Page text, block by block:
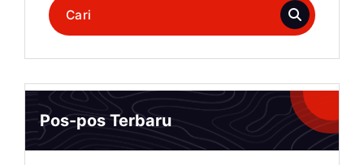
Pencarian
untuk:
Pos-pos Terbaru